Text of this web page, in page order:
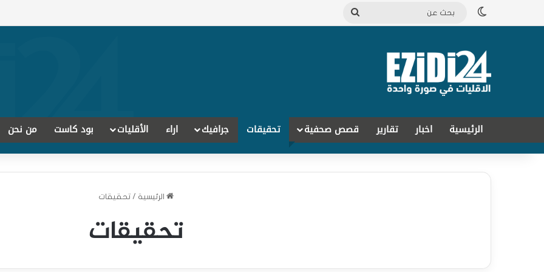
الوضع المظلم
الرئيسية اخبار تقارير قصص صحفية تحقيقات جرافيك اراء الأقليات بود كاست من نحن
الرئيسية / تحقيقات
تحقيقات